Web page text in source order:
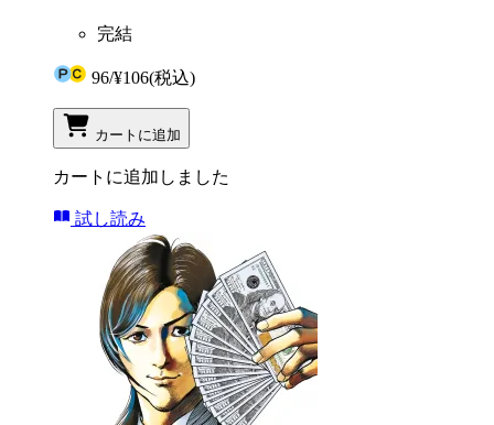
完結
96/¥106(税込)
カートに追加
カートに追加しました
試し読み